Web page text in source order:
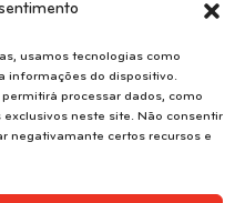
usamos tecnologias como
informações do dispositivo.
processar dados, como
neste site. Não consentir
negativamante certos recursos e